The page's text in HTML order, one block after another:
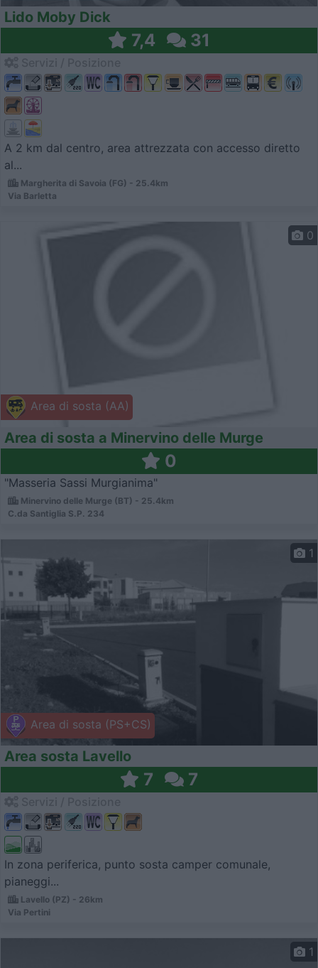
Lido Moby Dick
7,4 31
A 2 km dal centro, area attrezzata con accesso diretto
al...
Margherita di Savoia (FG) - 25.4km
Via Barletta
Area di sosta (AA)
0
Area di sosta a Minervino delle Murge
0
"Masseria Sassi Murgianima"
Minervino delle Murge (BT) - 25.4km
C.da Santiglia S.P. 234
Area di sosta (PS+CS)
1
Area sosta Lavello
7 7
In zona periferica, punto sosta camper comunale,
pianeggi...
Lavello (PZ) - 26km
Via Pertini
1